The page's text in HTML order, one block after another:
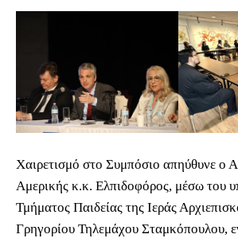
Χαιρετισμό στο Συμπόσιο απηύθυνε ο
Αμερικής κ.κ. Ελπιδοφόρος, μέσω του
Τμήματος Παιδείας της Ιεράς
Γρηγορίου Τηλεμάχου Σταμκόπουλου,